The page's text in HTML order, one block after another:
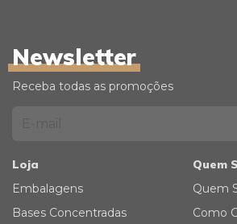
Newsletter
Receba todas as promoções
Loja
Embalagens
Bases Concentradas
Quem
Quem
Como